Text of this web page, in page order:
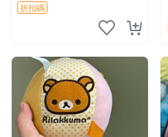
折扣碼